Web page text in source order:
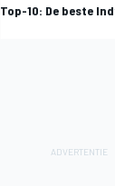
Top-10: De beste